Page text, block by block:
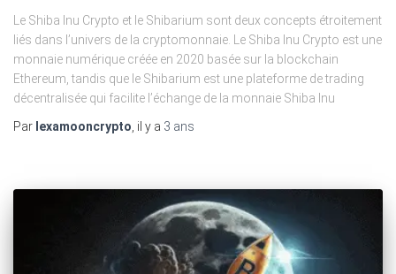
Le Shiba Inu Crypto et le Shibarium sont deux concepts étroitement
liés dans l’univers de la cryptomonnaie. Le Shiba Inu Crypto est une
monnaie numérique créée en 2020 basée sur la blockchain
Ethereum, tandis que le Shibarium est une plateforme de trading
décentralisée qui facilite l’échange de la monnaie Shiba Inu
Par lexamooncrypto, il y a 3 ans